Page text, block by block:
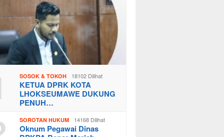
SOSOK & TOKOH 18102 Dilihat
KETUA DPRK KOTA
LHOKSEUMAWE DUKUNG
PENUH…
SOROTAN HUKUM 14168 Dilihat
Oknum Pegawai Dinas